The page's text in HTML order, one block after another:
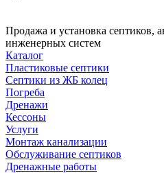
Продажа и установка септиков,
инженерных систем
Каталог
Пластиковые септики
Септики из ЖБ колец
Погреба
Дренажи
Кессоны
Услуги
Монтаж канализации
Обслуживание септиков
Дренажные работы